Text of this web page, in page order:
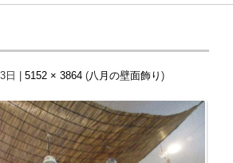
日 5152 × 3864 (八月の壁面飾り )